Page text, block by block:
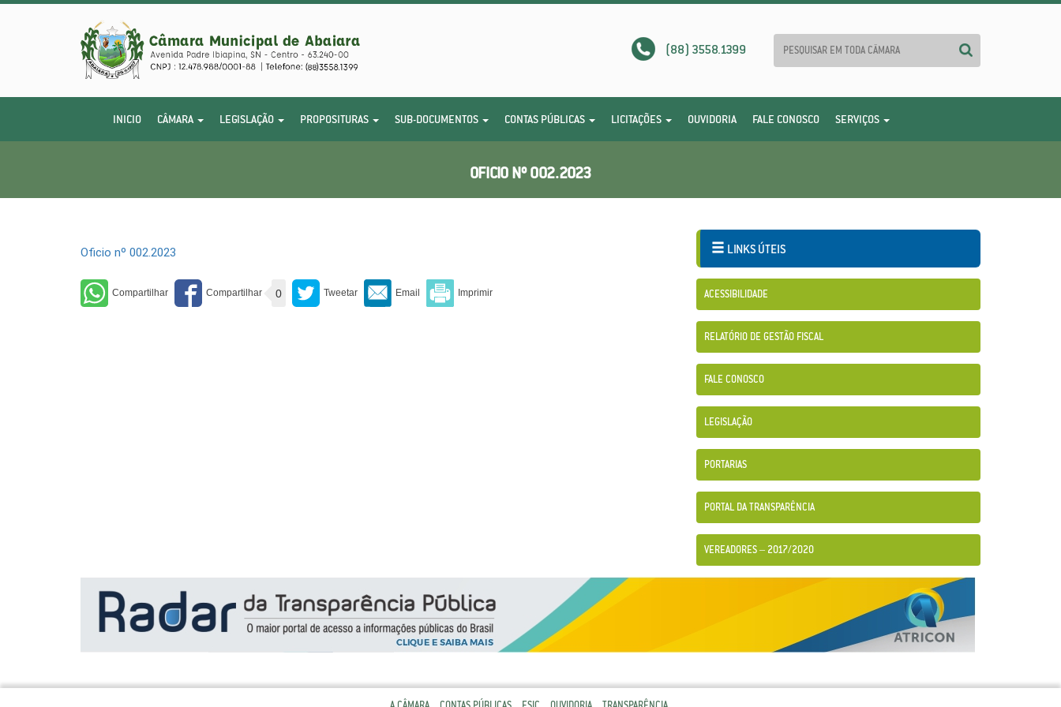
(88) 3558.1399
INICIO CÂMARA LEGISLAÇÃO PROPOSITURAS SUB-DOCUMENTOS CONTAS PÚBLICAS LICITAÇÕES OUVIDORIA FALE CONOSCO SERVIÇOS
OFICIO Nº 002.2023
Oficio nº 002.2023
0
LINKS ÚTEIS
ACESSIBILIDADE
RELATÓRIO DE GESTÃO FISCAL
FALE CONOSCO
LEGISLAÇÃO
PORTARIAS
PORTAL DA TRANSPARÊNCIA
VEREADORES – 2017/2020